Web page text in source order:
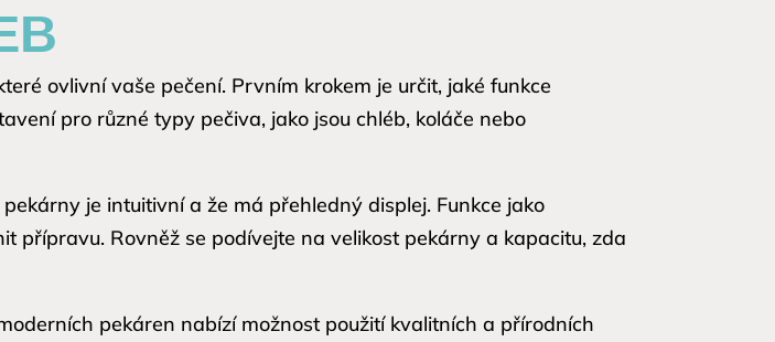
ovlivní vaše pečení. Prvním krokem je určit, jaké funkce
pro různé typy pečiva, jako jsou chléb, koláče nebo
je intuitivní a že má přehledný displej. Funkce jako
přípravu. Rovněž se podívejte na velikost pekárny a kapacitu, zda
pekáren nabízí možnost použití kvalitních a přírodních